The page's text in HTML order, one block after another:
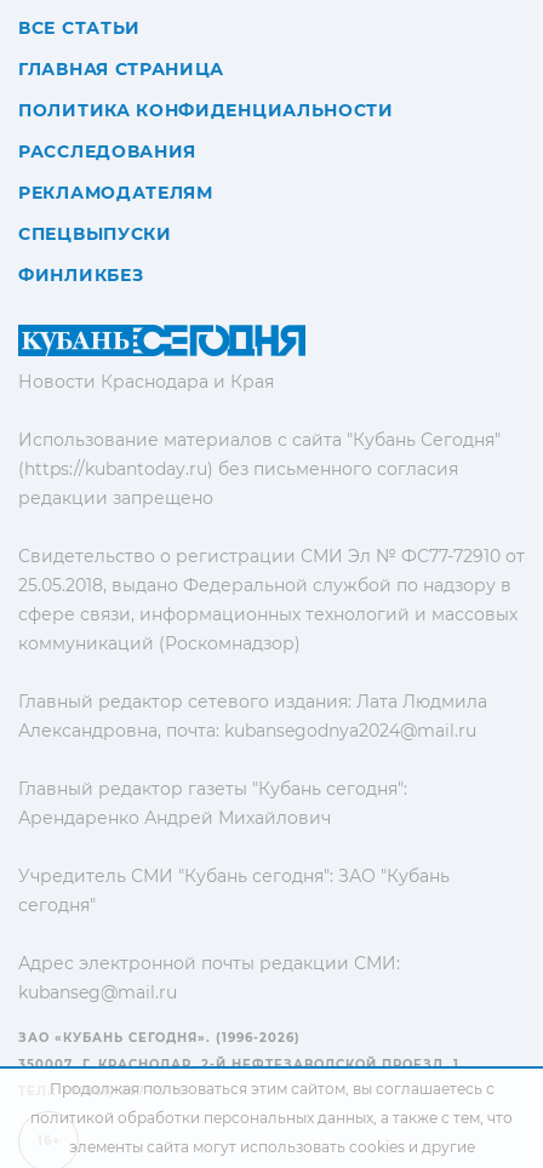
Новости Краснодара и Края
Использование материалов с сайта "Кубань Сегодня"
(https://kubantoday.ru) без письменного согласия
редакции запрещено
Свидетельство о регистрации СМИ Эл № ФС77-72910 от
25.05.2018, выдано Федеральной службой по надзору в
сфере связи, информационных технологий и массовых
коммуникаций (Роскомнадзор)
Главный редактор сетевого издания: Лата Людмила
Александровна, почта: kubansegodnya2024@mail.ru
Главный редактор газеты "Кубань сегодня":
Арендаренко Андрей Михайлович
Учредитель СМИ "Кубань сегодня": ЗАО "Кубань
сегодня"
Адрес электронной почты редакции СМИ:
kubanseg@mail.ru
ВСЕ СТАТЬИ
ГЛАВНАЯ СТРАНИЦА
ПОЛИТИКА КОНФИДЕНЦИАЛЬНОСТИ
РАССЛЕДОВАНИЯ
РЕКЛАМОДАТЕЛЯМ
СПЕЦВЫПУСКИ
ФИНЛИКБЕЗ
ЗАО «КУБАНЬ СЕГОДНЯ». (1996-2026)
350007, Г. КРАСНОДАР, 2-Й НЕФТЕЗАВОДСКОЙ ПРОЕЗД, 1
ТЕЛ.: +7(861) 267-15-15
Продолжая пользоваться этим сайтом, вы соглашаетесь с
политикой обработки персональных данных, а также с тем, что
элементы сайта могут использовать cookies и другие